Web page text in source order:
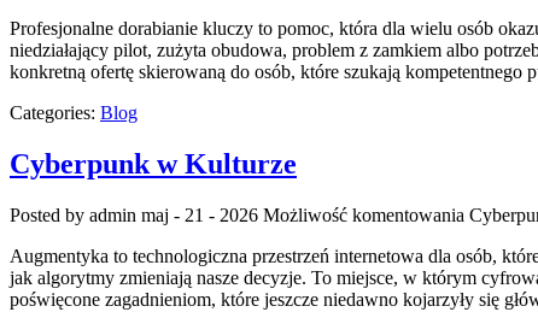
Profesjonalne dorabianie kluczy to pomoc, która dla wielu osób
niedziałający pilot, zużyta obudowa, problem z zamkiem albo
konkretną ofertę skierowaną do osób, które szukają
Categories: Blog
Cyberpunk w Kulturze
Posted by admin maj - 21 - 2026 Możliwość komentowania
Augmentyka to technologiczna przestrzeń internetowa dla osób,
jak algorytmy zmieniają nasze decyzje. To miejsce, w którym
poświęcone zagadnieniom, które jeszcze niedawno kojarzyły się